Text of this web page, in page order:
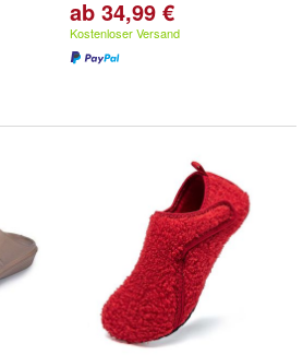
ab 34,99 €
Kostenloser Versand